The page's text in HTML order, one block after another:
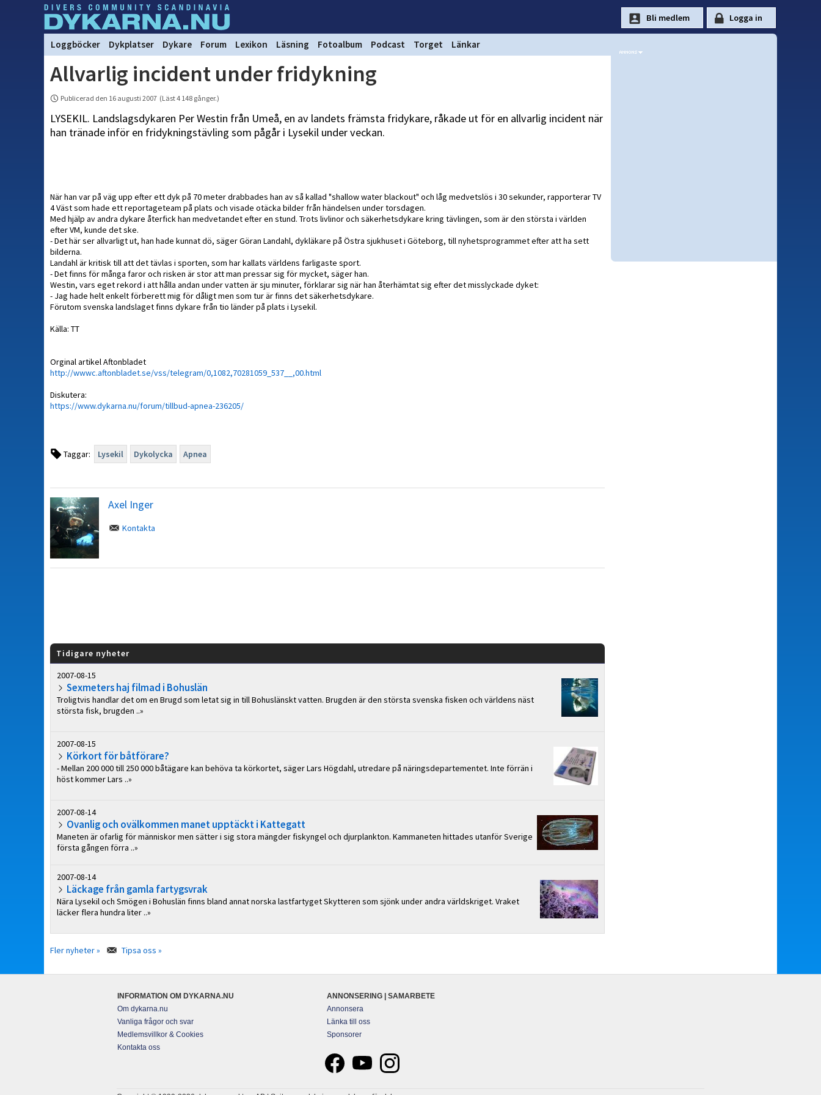
Loggböcker Dykplatser Dykare Forum Lexikon Läsning Fotoalbum Podcast Torget Länkar
Allvarlig incident under fridykning
Publicerad den 16 augusti 2007 (Läst 4 148 gånger.)
LYSEKIL. Landslagsdykaren Per Westin från Umeå, en av landets främsta fridykare, råkade ut för en allvarlig incident när
han tränade inför en fridykningstävling som pågår i Lysekil under veckan.
När han var på väg upp efter ett dyk på 70 meter drabbades han av så kallad "shallow water blackout" och låg medvetslös i 30 sekunder, rapporterar TV
4 Väst som hade ett reportageteam på plats och visade otäcka bilder från händelsen under torsdagen.
Med hjälp av andra dykare återfick han medvetandet efter en stund. Trots livlinor och säkerhetsdykare kring tävlingen, som är den största i världen
efter VM, kunde det ske.
- Det här ser allvarligt ut, han hade kunnat dö, säger Göran Landahl, dykläkare på Östra sjukhuset i Göteborg, till nyhetsprogrammet efter att ha sett
bilderna.
Landahl är kritisk till att det tävlas i sporten, som har kallats världens farligaste sport.
- Det finns för många faror och risken är stor att man pressar sig för mycket, säger han.
Westin, vars eget rekord i att hålla andan under vatten är sju minuter, förklarar sig när han återhämtat sig efter det misslyckade dyket:
- Jag hade helt enkelt förberett mig för dåligt men som tur är finns det säkerhetsdykare.
Förutom svenska landslaget finns dykare från tio länder på plats i Lysekil.
Källa: TT
Orginal artikel Aftonbladet
http://wwwc.aftonbladet.se/vss/telegram/0,1082,70281059_537__,00.html
Diskutera:
https://www.dykarna.nu/forum/tillbud-apnea-236205/
Taggar: Lysekil Dykolycka Apnea
Axel Inger
Kontakta
Tidigare nyheter
2007-08-15
Sexmeters haj filmad i Bohuslän
Troligtvis handlar det om en Brugd som letat sig in till Bohuslänskt vatten. Brugden är den största svenska fisken och världens näst
största fisk, brugden ..»
2007-08-15
Körkort för båtförare?
- Mellan 200 000 till 250 000 båtägare kan behöva ta körkortet, säger Lars Högdahl, utredare på näringsdepartementet. Inte förrän i
höst kommer Lars ..»
2007-08-14
Ovanlig och ovälkommen manet upptäckt i Kattegatt
Maneten är ofarlig för människor men sätter i sig stora mängder fiskyngel och djurplankton. Kammaneten hittades utanför Sverige
första gången förra ..»
2007-08-14
Läckage från gamla fartygsvrak
Nära Lysekil och Smögen i Bohuslän finns bland annat norska lastfartyget Skytteren som sjönk under andra världskriget. Vraket
läcker flera hundra liter ..»
Fler nyheter » Tipsa oss »
INFORMATION OM DYKARNA.NU
Om dykarna.nu
Vanliga frågor och svar
Medlemsvillkor & Cookies
Kontakta oss
ANNONSERING | SAMARBETE
Annonsera
Länka till oss
Sponsorer